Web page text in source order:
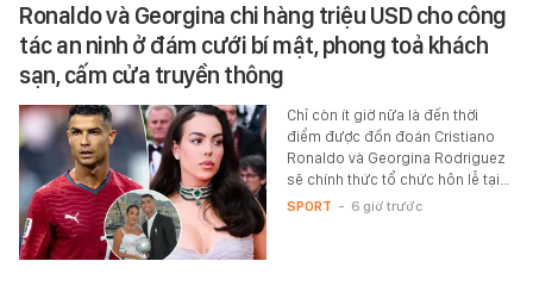
Ronaldo và Georgina chi hàng triệu USD cho công
tác an ninh ở đám cưới bí mật, phong toả khách
sạn, cấm cửa truyền thông
Chỉ còn ít giờ nữa là đến thời
điểm được đồn đoán Cristiano
Ronaldo và Georgina Rodriguez
sẽ chính thức tổ chức hôn lễ tại…
SPORT - 6 giờ trước